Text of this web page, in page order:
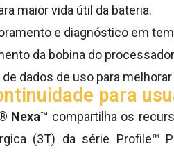
maior vida útil da bateria.
e diagnóstico em
da bobina do
dados de uso para
para
Nexa™ compartilha os
(3T) da série Profile™